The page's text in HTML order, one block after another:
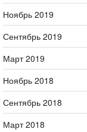
Ноябрь 2019
Сентябрь 2019
Март 2019
Ноябрь 2018
Сентябрь 2018
Март 2018